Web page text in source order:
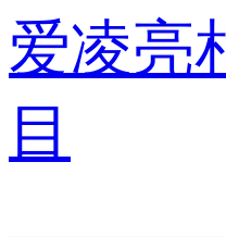
爱凌亮
目